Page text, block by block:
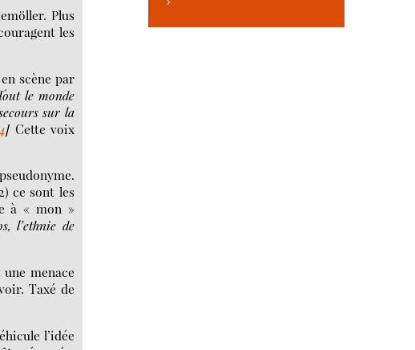
Plus
les
scène par
le monde
sur la
] Cette voix
ce sont les
à « mon »
l’ethnie de
menace
Taxé de
l’idée